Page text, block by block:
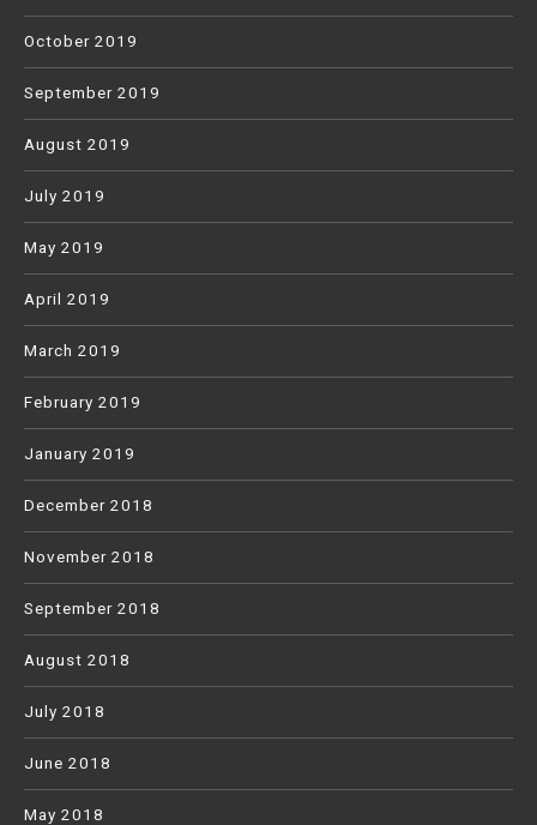
October 2019
September 2019
August 2019
July 2019
May 2019
April 2019
March 2019
February 2019
January 2019
December 2018
November 2018
September 2018
August 2018
July 2018
June 2018
May 2018